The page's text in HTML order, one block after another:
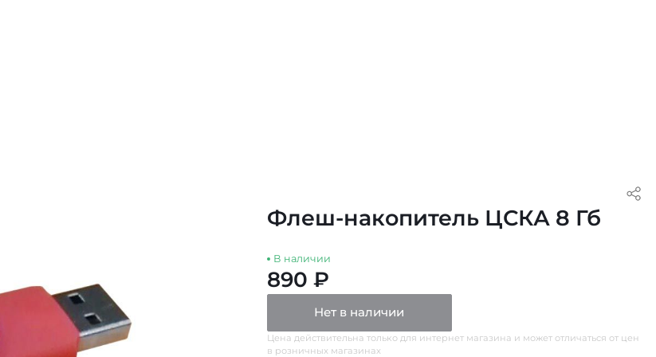
Флеш-накопитель ЦСКА 8 Гб
В наличии
890 ₽
Нет в наличии
Цена действительна только для интернет магазина и может отличаться от цен
в розничных магазинах